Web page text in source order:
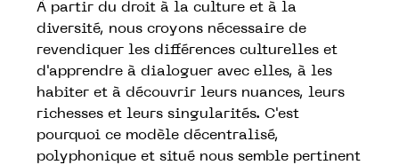
À partir du droit à la culture et à la
diversité, nous croyons nécessaire de
revendiquer les différences culturelles et
d'apprendre à dialoguer avec elles, à les
habiter et à découvrir leurs nuances, leurs
richesses et leurs singularités. C'est
pourquoi ce modèle décentralisé,
polyphonique et situé nous semble pertinent